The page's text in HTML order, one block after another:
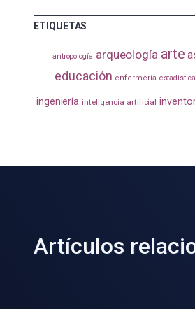
ETIQUETAS
antropología arqueología arte
educación enfermería estadistica
ingeniería inteligencia artificial
Artículos